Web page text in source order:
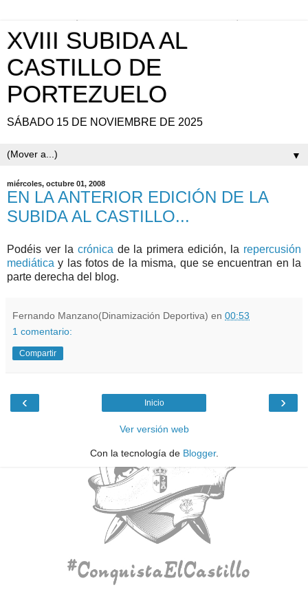
XVIII SUBIDA AL
CASTILLO DE
PORTEZUELO
SÁBADO 15 DE NOVIEMBRE DE 2025
▼
miércoles, octubre 01, 2008
EN LA ANTERIOR EDICIÓN DE LA
SUBIDA AL CASTILLO...
Podéis ver la crónica de la primera edición, la repercusión
mediáticay las fotos de la misma, que se encuentran en la
parte derecha del blog.
Fernando Manzano(Dinamización Deportiva) en 00:53
1 comentario:
Compartir
‹ ›
Inicio
Ver versión web
Con la tecnología de Blogger.